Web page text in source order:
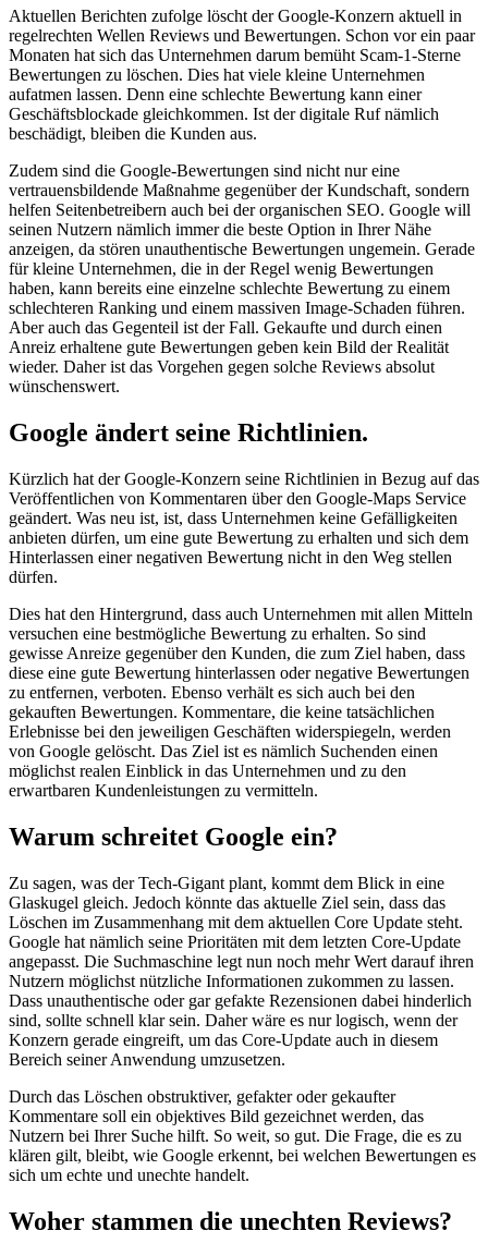
Aktuellen Berichten zufolge löscht der Google-Konzern aktuell in
regelrechten Wellen Reviews und Bewertungen. Schon vor ein paar
Monaten hat sich das Unternehmen darum bemüht Scam-1-Sterne
Bewertungen zu löschen. Dies hat viele kleine Unternehmen
aufatmen lassen. Denn eine schlechte Bewertung kann einer
Geschäftsblockade gleichkommen. Ist der digitale Ruf nämlich
beschädigt, bleiben die Kunden aus.
Zudem sind die Google-Bewertungen sind nicht nur eine
vertrauensbildende Maßnahme gegenüber der Kundschaft, sondern
helfen Seitenbetreibern auch bei der organischen SEO. Google will
seinen Nutzern nämlich immer die beste Option in Ihrer Nähe
anzeigen, da stören unauthentische Bewertungen ungemein. Gerade
für kleine Unternehmen, die in der Regel wenig Bewertungen
haben, kann bereits eine einzelne schlechte Bewertung zu einem
schlechteren Ranking und einem massiven Image-Schaden führen.
Aber auch das Gegenteil ist der Fall. Gekaufte und durch einen
Anreiz erhaltene gute Bewertungen geben kein Bild der Realität
wieder. Daher ist das Vorgehen gegen solche Reviews absolut
wünschenswert.
Google ändert seine Richtlinien.
Kürzlich hat der Google-Konzern seine Richtlinien in Bezug auf das
Veröffentlichen von Kommentaren über den Google-Maps Service
geändert. Was neu ist, ist, dass Unternehmen keine Gefälligkeiten
anbieten dürfen, um eine gute Bewertung zu erhalten und sich dem
Hinterlassen einer negativen Bewertung nicht in den Weg stellen
dürfen.
Dies hat den Hintergrund, dass auch Unternehmen mit allen Mitteln
versuchen eine bestmögliche Bewertung zu erhalten. So sind
gewisse Anreize gegenüber den Kunden, die zum Ziel haben, dass
diese eine gute Bewertung hinterlassen oder negative Bewertungen
zu entfernen, verboten. Ebenso verhält es sich auch bei den
gekauften Bewertungen. Kommentare, die keine tatsächlichen
Erlebnisse bei den jeweiligen Geschäften widerspiegeln, werden
von Google gelöscht. Das Ziel ist es nämlich Suchenden einen
möglichst realen Einblick in das Unternehmen und zu den
erwartbaren Kundenleistungen zu vermitteln.
Warum schreitet Google ein?
Zu sagen, was der Tech-Gigant plant, kommt dem Blick in eine
Glaskugel gleich. Jedoch könnte das aktuelle Ziel sein, dass das
Löschen im Zusammenhang mit dem aktuellen Core Update steht.
Google hat nämlich seine Prioritäten mit dem letzten Core-Update
angepasst. Die Suchmaschine legt nun noch mehr Wert darauf ihren
Nutzern möglichst nützliche Informationen zukommen zu lassen.
Dass unauthentische oder gar gefakte Rezensionen dabei hinderlich
sind, sollte schnell klar sein. Daher wäre es nur logisch, wenn der
Konzern gerade eingreift, um das Core-Update auch in diesem
Bereich seiner Anwendung umzusetzen.
Durch das Löschen obstruktiver, gefakter oder gekaufter
Kommentare soll ein objektives Bild gezeichnet werden, das
Nutzern bei Ihrer Suche hilft. So weit, so gut. Die Frage, die es zu
klären gilt, bleibt, wie Google erkennt, bei welchen Bewertungen es
sich um echte und unechte handelt.
Woher stammen die unechten Reviews?